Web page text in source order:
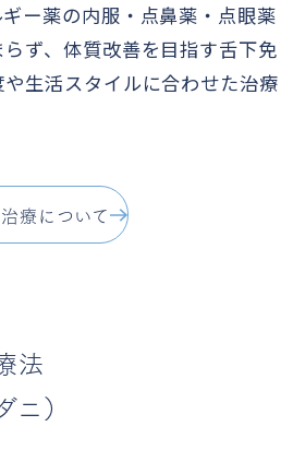
ー薬の内服・点鼻薬・点眼薬
ず、体質改善を目指す舌下免
生活スタイルに合わせた治療
療について
法
ニ）